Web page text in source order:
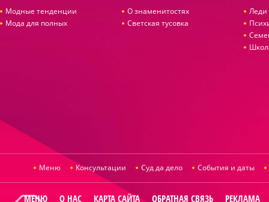
Модные тенденции
Мода для полных
О знаменитостях
Светская тусовка
Леди
Меню Консультации Суд да дело События и даты
МЕНЮ О НАС КАРТА САЙТА ОБРАТНАЯ СВЯЗЬ РЕКЛАМА